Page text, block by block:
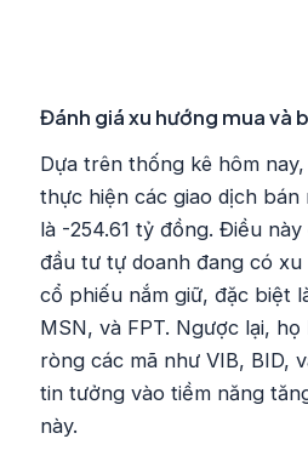
Đánh giá xu hướng mua và
Dựa trên thống kê hôm
thực hiện các giao dịch
là -254.61 tỷ đồng. Điều
đầu tư tự doanh đang có
cổ phiếu nắm giữ, đặc biệt
MSN, và FPT. Ngược lại,
ròng các mã như VIB, BID,
tin tưởng vào tiềm năng
này.